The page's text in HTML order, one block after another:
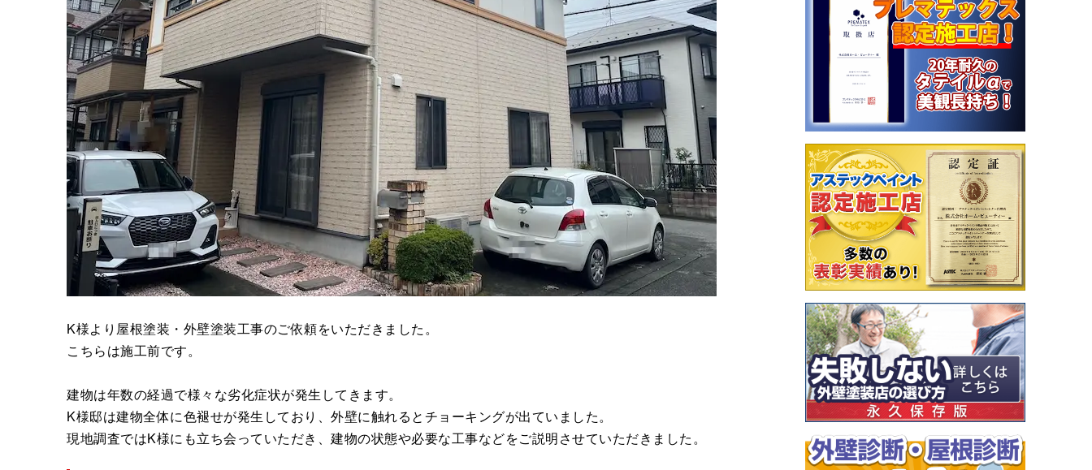
K様より屋根塗装・外壁塗装工事のご依頼をいただきました。
こちらは施工前です。
建物は年数の経過で様々な劣化症状が発生してきます。
K様邸は建物全体に色褪せが発生しており、外壁に触れるとチョーキングが出ていました。
現地調査ではK様にも立ち会っていただき、建物の状態や必要な工事などをご説明させていただきました。